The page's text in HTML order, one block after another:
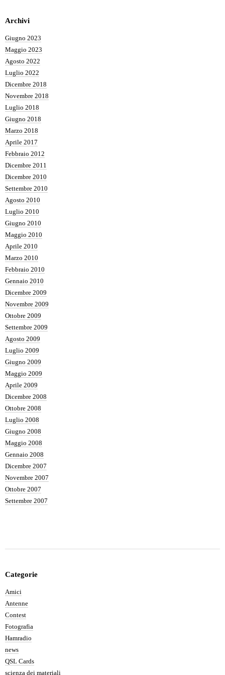
Archivi
Giugno 2023
Maggio 2023
Agosto 2022
Luglio 2022
Dicembre 2018
Novembre 2018
Luglio 2018
Giugno 2018
Marzo 2018
Aprile 2017
Febbraio 2012
Dicembre 2011
Dicembre 2010
Settembre 2010
Agosto 2010
Luglio 2010
Giugno 2010
Maggio 2010
Aprile 2010
Marzo 2010
Febbraio 2010
Gennaio 2010
Dicembre 2009
Novembre 2009
Ottobre 2009
Settembre 2009
Agosto 2009
Luglio 2009
Giugno 2009
Maggio 2009
Aprile 2009
Dicembre 2008
Ottobre 2008
Luglio 2008
Giugno 2008
Maggio 2008
Gennaio 2008
Dicembre 2007
Novembre 2007
Ottobre 2007
Settembre 2007
Categorie
Amici
Antenne
Contest
Fotografia
Hamradio
news
QSL Cards
scienza dei materiali